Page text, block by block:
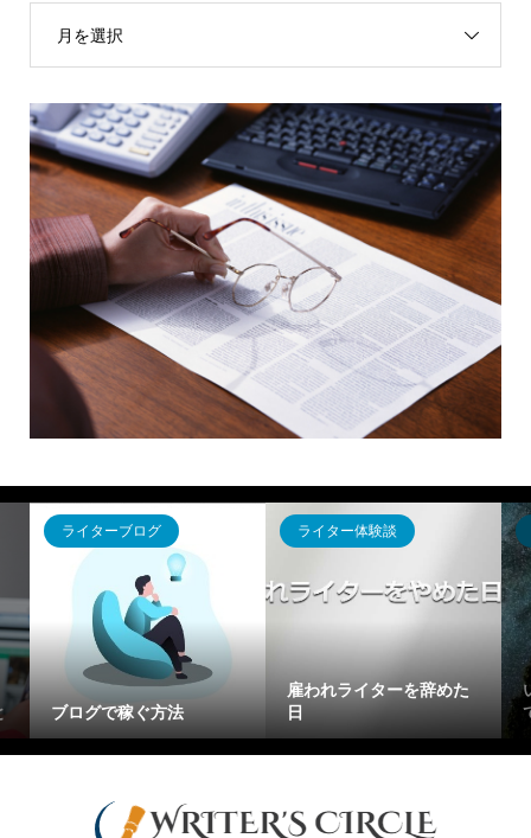
月を選択
ライターブログ
ブログで稼ぐ方法
ライター体験談
雇われライターを辞めた
日